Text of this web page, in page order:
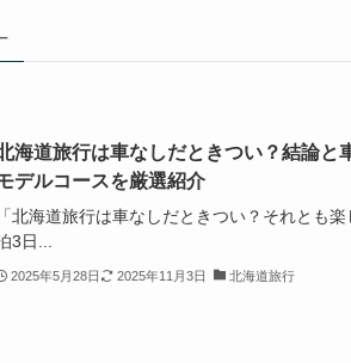
海道旅行は車なしだときつい？結論と
デルコースを厳選紹介
「北海道旅行は車なしだときつい？それとも
3日...
2025年5月28日 2025年11月3日 北海道旅行